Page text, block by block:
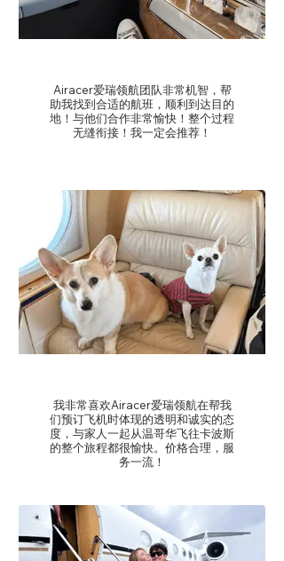
Airacer爱瑞领航团队非常机智，帮
助我找到合适的航班，顺利到达目的
地！与他们合作非常愉快！整个过程
无缝衔接！我一定会推荐！
我非常喜欢Airacer爱瑞领航在帮我
们预订飞机时体现的透明和诚实的态
度，与家人一起从温哥华飞往卡波斯
的整个旅程都很愉快。价格合理，服
务一流！